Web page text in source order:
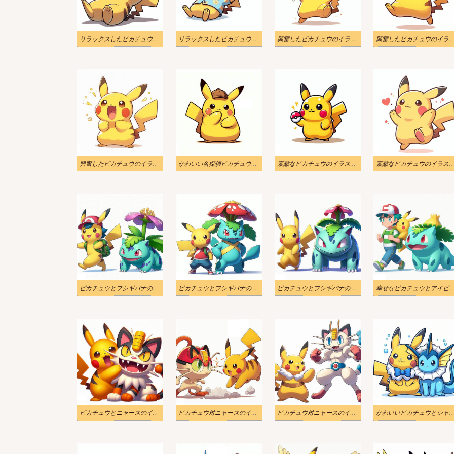
リラックスしたピカチュウのイラスト リラックスしたピカチュウのイラスト 2 興奮したピカチュウのイラスト 興奮したピカチュウのイラスト 2
興奮したピカチュウのイラスト 3 かわいい名探偵ピカチュウのイラスト 素敵なピカチュウのイラスト 2 素敵なピカチュウのイラスト 3
ピカチュウとフシギバナの美しいイラスト ピカチュウとフシギバナのイラスト ピカチュウとフシギバナのイラスト 2 幸せなピカチュウとアイビサウルスのイラスト
ピカチュウとニャースのイラスト面白い ピカチュウ対ニャースのイラスト ピカチュウ対ニャースのイラストが面白い かわいいピカチュウとシャワーズのイラスト